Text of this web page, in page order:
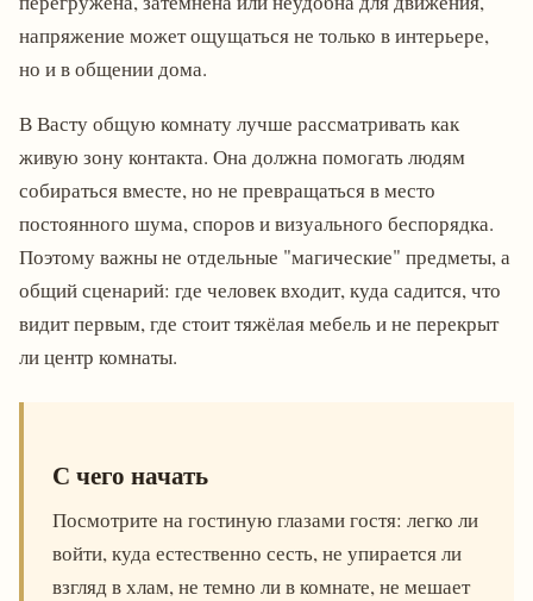
напряжение может ощущаться не только в интерьере,
но и в общении дома.
В Васту общую комнату лучше рассматривать как
живую зону контакта. Она должна помогать людям
собираться вместе, но не превращаться в место
постоянного шума, споров и визуального беспорядка.
Поэтому важны не отдельные "магические" предметы, а
общий сценарий: где человек входит, куда садится, что
видит первым, где стоит тяжёлая мебель и не перекрыт
ли центр комнаты.
С чего начать
Посмотрите на гостиную глазами гостя: легко ли
войти, куда естественно сесть, не упирается ли
взгляд в хлам, не темно ли в комнате, не мешает